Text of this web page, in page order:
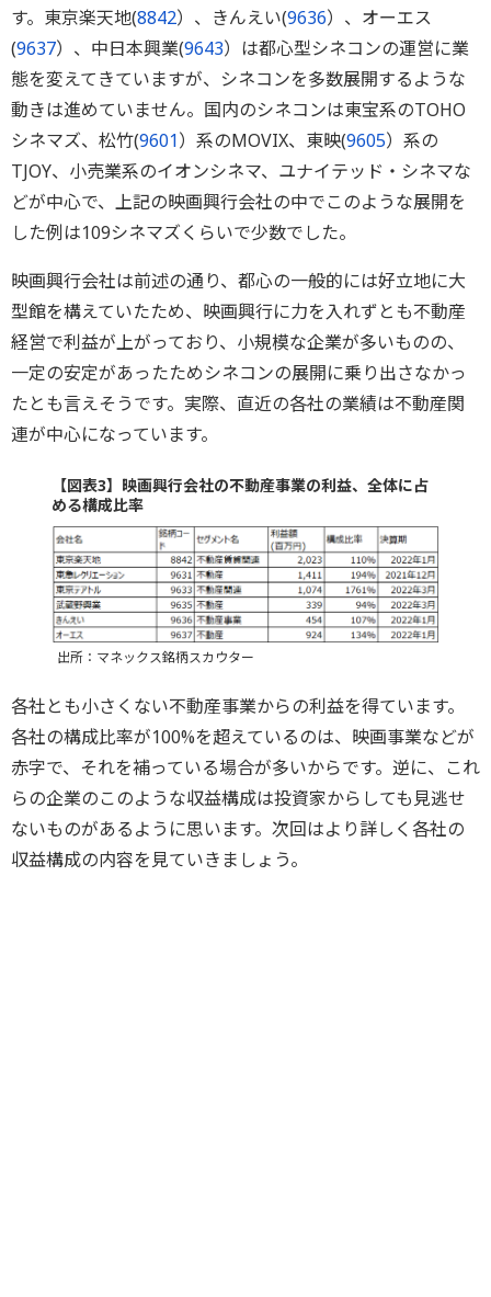
す。東京楽天地(8842）、きんえい(9636）、オーエス
(9637）、中日本興業(9643）は都心型シネコンの運営に業
態を変えてきていますが、シネコンを多数展開するような
動きは進めていません。国内のシネコンは東宝系のTOHO
シネマズ、松竹(9601）系のMOVIX、東映(9605）系の
TJOY、小売業系のイオンシネマ、ユナイテッド・シネマな
どが中心で、上記の映画興行会社の中でこのような展開を
した例は109シネマズくらいで少数でした。
映画興行会社は前述の通り、都心の一般的には好立地に大
型館を構えていたため、映画興行に力を入れずとも不動産
経営で利益が上がっており、小規模な企業が多いものの、
一定の安定があったためシネコンの展開に乗り出さなかっ
たとも言えそうです。実際、直近の各社の業績は不動産関
連が中心になっています。
【図表3】映画興行会社の不動産事業の利益、全体に占
める構成比率
出所：マネックス銘柄スカウター
各社とも小さくない不動産事業からの利益を得ています。
各社の構成比率が100%を超えているのは、映画事業などが
赤字で、それを補っている場合が多いからです。逆に、これ
らの企業のこのような収益構成は投資家からしても見逃せ
ないものがあるように思います。次回はより詳しく各社の
収益構成の内容を見ていきましょう。